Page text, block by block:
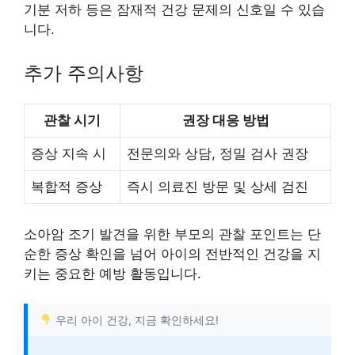
기분 저하 등은 잠재적 건강 문제의 신호일 수 있습
니다.
추가 주의사항
관찰 시기 권장 대응 방법
증상 지속 시 전문의와 상담, 정밀 검사 권장
복합적 증상 즉시 의료진 방문 및 상세 검진
소아암 조기 발견을 위한 부모의 관찰 포인트는 단
순한 증상 확인을 넘어 아이의 전반적인 건강을 지
키는 중요한 예방 활동입니다.
우리 아이 건강, 지금 확인하세요!